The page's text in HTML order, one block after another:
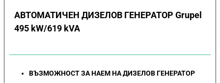
АВТОМАТИЧЕН ДИЗЕЛОВ ГЕНЕРАТОР Grupel
495 kW/619 kVA
ВЪЗМОЖНОСТ ЗА НАЕМ НА ДИЗЕЛОВ ГЕНЕРАТОР